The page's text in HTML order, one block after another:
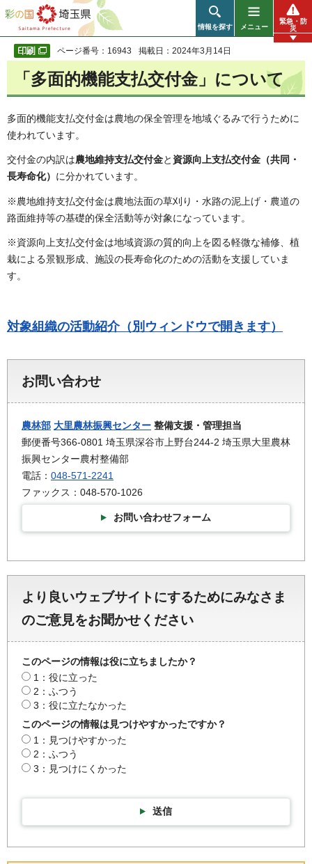
彩の国 埼玉県
情報を探す メニュー
緊急・防
災
ページ番号：16943 掲載日：2024年3月14日
「多面的機能支払交付金」について
多面的機能支払交付金は農地の保全管理を地域ぐるみで行うために
使われています。
交付金の内訳は農地維持支払交付金と 資源向上支払交付金（共同・
長寿命化） に分かれています。
※農地維持支払交付金は農地法面の草刈り・水路の泥上げ・農道の
路面維持等の基礎的保全活動等が対象になっています。
※資源向上支払交付金は地域資源の質的向上を図る軽微な補修、植
栽による景観形成、施設の長寿命化のための活動を支援していま
す。
対象組織の活動紹介（別ウィンドウで開きます）
お問い合わせ
農林部 大里農林振興センター 整備支援・管理担当
郵便番号366-0801 埼玉県深谷市上野台244-2 埼玉県大里農林
振興センター農村整備部
電話： 048-571-2241
ファックス：048-570-1026
お問い合わせフォーム
より良いウェブサイトにするためにみなさま
のご意見をお聞かせください
このページの情報は役に立ちましたか？
1：役に立った
2：ふつう
3：役に立たなかった
このページの情報は見つけやすかったですか？
1：見つけやすかった
2：ふつう
3：見つけにくかった
送信